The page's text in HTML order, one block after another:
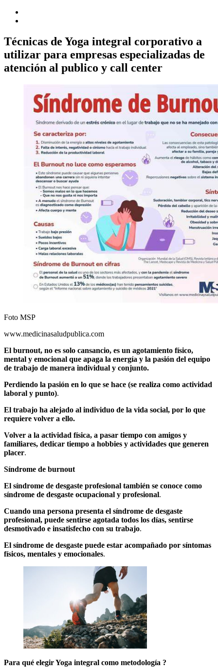
Técnicas de Yoga integral corporativo a
utilizar para empresas especializadas de
atención al publico y call center
Foto MSP
www.medicinasaludpublica.com
El burnout, no es solo cansancio, es un agotamiento físico,
mental y emocional que apaga la energía y la pasión del equipo
de trabajo de manera individual y conjunto.
Perdiendo la pasión en lo que se hace (se realiza como actividad
laboral y punto).
El trabajo ha alejado al individuo de la vida social, por lo que
requiere volver a ello.
Volver a la actividad física, a pasar tiempo con amigos y
familiares, dedicar tiempo a hobbies y actividades que generen
placer.
Síndrome de burnout
El síndrome de desgaste profesional también se conoce como
síndrome de desgaste ocupacional y profesional.
Cuando una persona presenta el síndrome de desgaste
profesional, puede sentirse agotada todos los días, sentirse
desmotivado e insatisfecho con su trabajo.
El síndrome de desgaste puede estar acompañado por síntomas
físicos, mentales y emocionales.
Para qué elegir Yoga integral como metodología ?